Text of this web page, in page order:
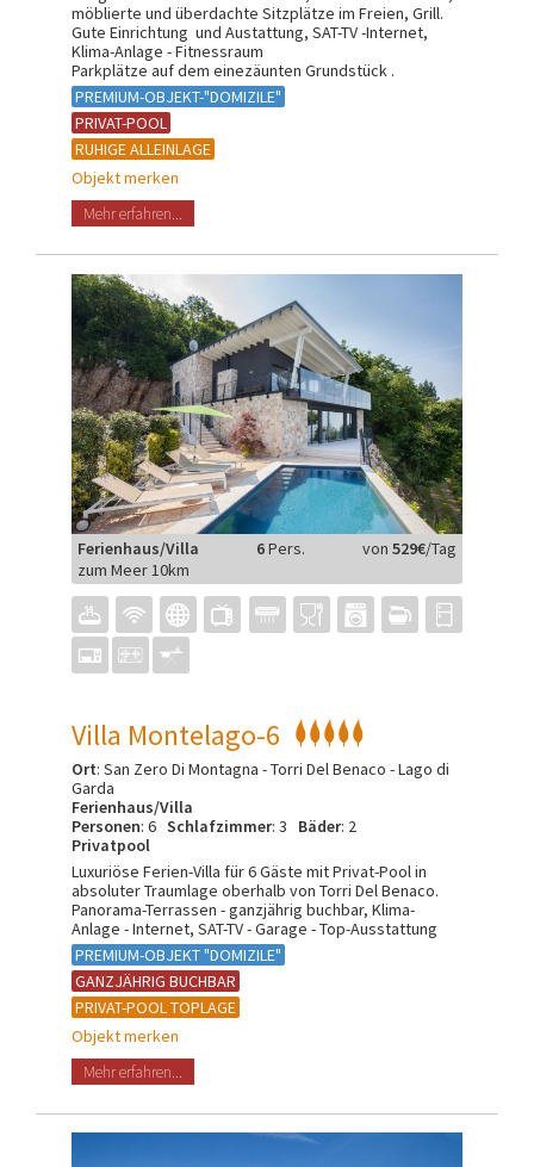
möblierte und überdachte Sitzplätze im Freien, Grill.
Gute Einrichtung und Austattung, SAT-TV -Internet,
Klima-Anlage - Fitnessraum
Parkplätze auf dem einezäunten Grundstück .
PREMIUM-OBJEKT-"DOMIZILE"
PRIVAT-POOL
RUHIGE ALLEINLAGE
Objekt merken
Mehr erfahren...
Ferienhaus/Villa 6Pers. von 529€/Tag
zum Meer 10km
Villa Montelago-6
Ort: San Zero Di Montagna - Torri Del Benaco - Lago di
Garda
Ferienhaus/Villa
Personen: 6 Schlafzimmer: 3 Bäder: 2
Privatpool
Luxuriöse Ferien-Villa für 6 Gäste mit Privat-Pool in
absoluter Traumlage oberhalb von Torri Del Benaco.
Panorama-Terrassen - ganzjährig buchbar, Klima-
Anlage - Internet, SAT-TV - Garage - Top-Ausstattung
PREMIUM-OBJEKT "DOMIZILE"
GANZJÄHRIG BUCHBAR
PRIVAT-POOL TOPLAGE
Objekt merken
Mehr erfahren...